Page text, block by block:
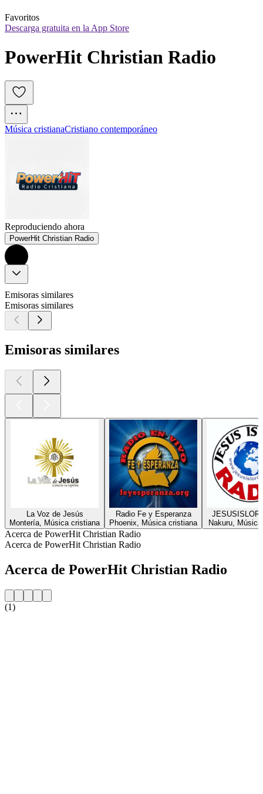
Favoritos
Descarga gratuita en la App Store
PowerHit Christian Radio
Música cristianaCristiano contemporáneo
Reproduciendo ahora
PowerHit Christian Radio
Emisoras similares
Emisoras similares
Emisoras similares
La Voz de Jesús
Montería, Música cristiana
Radio Fe y Esperanza
Phoenix, Música cristiana
Nakuru,
Acerca de PowerHit Christian Radio
Acerca de PowerHit Christian Radio
Acerca de PowerHit Christian Radio
(1)